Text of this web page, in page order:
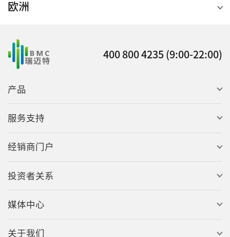
欧洲
400 800 4235 (9:00-22:00)
产品
服务支持
经销商门户
投资者关系
媒体中心
关于我们